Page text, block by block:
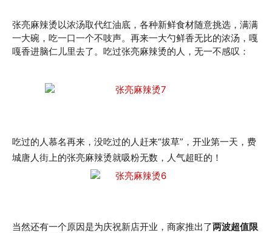
张亮麻辣烫以浓汤取代红油底，各种新鲜食材随意挑选，满满
一大碗，吃一口一个不吱声。再来一大勺鲜香无比的浓汤，嘎
嘎香进脑仁儿里去了。吃过张亮麻辣烫的人，无一不感叹：
吃过的人慕名再来，没吃过的人赶来“拔草”，开业第一天，费
城唐人街上的张亮麻辣烫就吸粉无数，人气超旺的！
当然还有一个原因是为庆祝新店开业，商家推出了两波超值限